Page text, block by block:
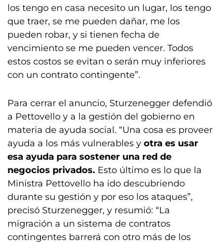
los tengo en casa necesito un lugar, los tengo
que traer, se me pueden dañar, me los
pueden robar, y si tienen fecha de
vencimiento se me pueden vencer. Todos
estos costos se evitan o serán muy inferiores
con un contrato contingente”.
Para cerrar el anuncio, Sturzenegger defendió
a Pettovello y a la gestión del gobierno en
materia de ayuda social. “Una cosa es proveer
ayuda a los más vulnerables y otra es usar
esa ayuda para sostener una red de
negocios privados. Esto último es lo que la
Ministra Pettovello ha ido descubriendo
durante su gestión y por eso los ataques”,
precisó Sturzenegger, y resumió: “La
migración a un sistema de contratos
contingentes barrerá con otro más de los